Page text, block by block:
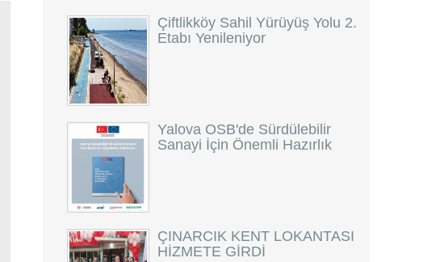
Çiftlikköy Sahil Yürüyüş Yolu 2.
Etabı Yenileniyor
Yalova OSB'de Sürdülebilir
Sanayi İçin Önemli Hazırlık
ÇINARCIK KENT LOKANTASI
HİZMETE GİRDİ